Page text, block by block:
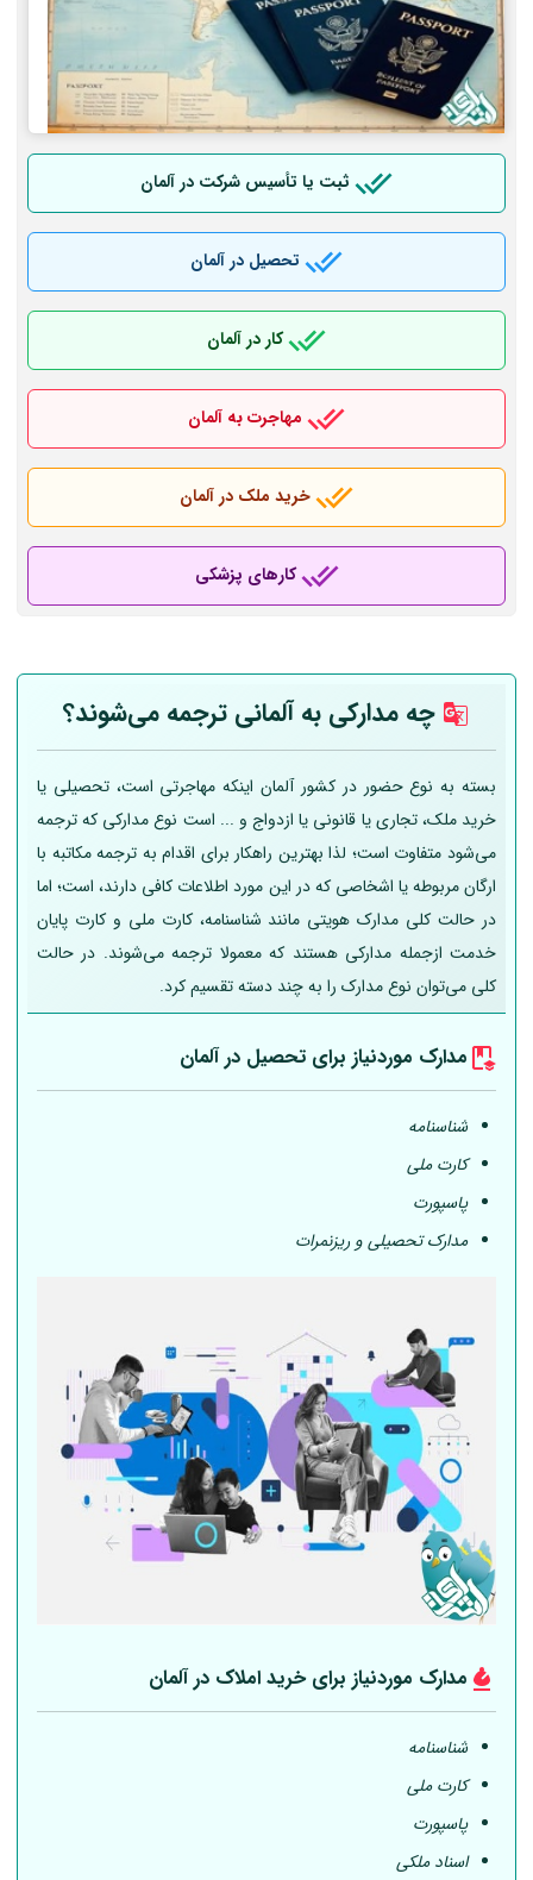
ثبت یا تأسیس شرکت در آلمان
تحصیل در آلمان
کار در آلمان
مهاجرت به آلمان
خرید ملک در آلمان
کارهای پزشکی
چه مدارکی بهآلمانی ترجمه می‌شوند؟
بسته به نوع حضور در کشور آلمان اینکه مهاجرتی است، تحصیلی یا
خرید ملک، تجاری یا قانونی یا ازدواج و ... است نوع مدارکی که ترجمه
می‌شود متفاوت است؛ لذا بهترین راهکار برای اقدام به ترجمه مکاتبه با
ارگان مربوطه یا اشخاصی که در این مورد اطلاعات کافی دارند، است؛ اما
در حالت کلی مدارک هویتی مانند شناسنامه، کارت ملی و کارت پایان
خدمت ازجمله مدارکی هستند که معمولا ترجمه می‌شوند. در حالت
کلی می‌توان نوع مدارک را به چند دسته تقسیم کرد.
مدارک موردنیاز برای تحصیل درآلمان
شناسنامه
کارت ملی
پاسپورت
مدارک تحصیلی و ریزنمرات
مدارک موردنیاز برای خرید املاک درآلمان
شناسنامه
کارت ملی
پاسپورت
اسناد ملکی